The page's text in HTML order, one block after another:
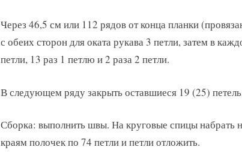
Через 46,5 см или 112 рядов от конца планки
с обеих сторон для оката рукава 3 петли, затем в
петли, 13 раз 1 петлю и 2 раза 2 петли.
В следующем ряду закрыть оставшиеся 19 (25)
Сборка: выполнить швы. На круговые спицы набрать
краям полочек по 74 петли и петли отложить.